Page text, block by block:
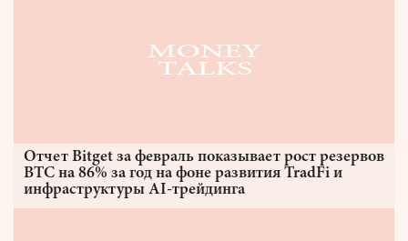
Отчет Bitget за февраль показывает рост резервов
BTC на 86% за год на фоне развития TradFi и
инфраструктуры AI-трейдинга